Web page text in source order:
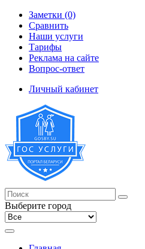
Заметки (0)
Сравнить
Наши услуги
Тарифы
Реклама на сайте
Вопрос-ответ
Личный кабинет
Выберите город